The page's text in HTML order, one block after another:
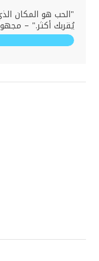
"الحب هو المكان
يُقربك أكثر." –